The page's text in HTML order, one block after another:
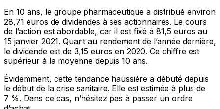
En 10 ans, le groupe pharmaceutique a distribué environ
28,71 euros de dividendes à ses actionnaires. Le cours
de l’action est abordable, car il est fixé à 81,5 euros au
15 janvier 2021. Quant au rendement de l’année dernière,
le dividende est de 3,15 euros en 2020. Ce chiffre est
supérieur à la moyenne depuis 10 ans.
Évidemment, cette tendance haussière a débuté depuis
le début de la crise sanitaire. Elle est estimée à plus de
7 %. Dans ce cas, n’hésitez pas à passer un ordre